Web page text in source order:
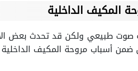
المكيف الداخلية
طبيعي ولكن قد تحدث بعض
أسباب مروحة المكيف